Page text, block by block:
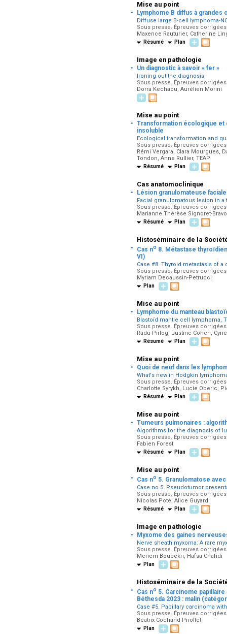
Mise au point
· Lymphome B diffus à
Diffuse large B-cell lymphoma-
Sous presse. Épreuves
Maxence Rauturier, Catherine
Résumé Plan
Image en pathologie
· Un diagnostic à savoir « fer »
Ironing out the diagnosis
Sous presse. Épreuves
Dorra Kechaou, Aurélien Morini
Mise au point
· Transformation écologique et
insoluble
Ecological transformation and
Sous presse. Épreuves
Rémi Vergara, Clara Mourgues,
Tondon, Anne Rullier, TEAP
Résumé Plan
Cas anatomoclinique
· Lésion granulomateuse
Facial granulomatous lesion in a
Sous presse. Épreuves
Marianne Thérèse Signoret-
Résumé Plan
Histoséminaire de la
· Cas no 8. Métastase
VI)
Case #8. Thyroid metastasis of
Sous presse. Épreuves
Myriam Decaussin-Petrucci
Plan
Mise au point
· Lymphome du manteau
Blastoïd mantle cell lymphoma,
Sous presse. Épreuves
Radu Pirlog, Justine Cohen,
Résumé Plan
Mise au point
· Quoi de neuf dans les
What's new in Hodgkin
Sous presse. Épreuves
Charlotte Syrykh, Lucie Oberic,
Résumé Plan
Mise au point
· Tumeurs pulmonaires :
Algorithms for the diagnosis of
Sous presse. Épreuves
Fabien Forest
Résumé Plan
Mise au point
· Cas no 5. Granulomatose
Case no 5. Pseudotumor
Sous presse. Épreuves
Nicolas Poté, Alice Guyard
Résumé Plan
Image en pathologie
· Myxome des gaines
Nerve sheath myxoma: A rare
Sous presse. Épreuves
Meriem Boubekri, Hafsa Chahdi
Plan
Histoséminaire de la
· Cas no 5. Carcinome
Béthesda 2023 : malin
Case #5. Papillary carcinoma
Sous presse. Épreuves
Beatrix Cochand-Priollet
Plan